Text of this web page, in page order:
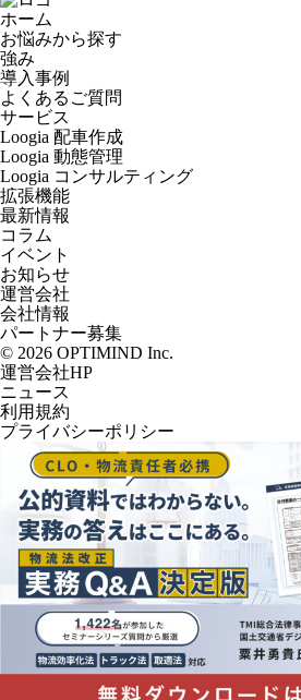
ホーム
お悩みから探す
強み
導入事例
よくあるご質問
サービス
Loogia 配車作成
Loogia 動態管理
Loogia コンサルティング
拡張機能
最新情報
コラム
イベント
お知らせ
運営会社
会社情報
パートナー募集
© 2026 OPTIMIND Inc.
運営会社HP
ニュース
利用規約
プライバシーポリシー